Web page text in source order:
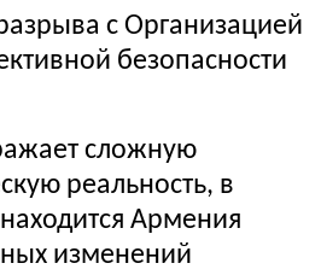
с Организацией
безопасности
сложную
реальность, в
Армения
изменений